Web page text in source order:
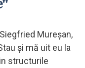
Mureșan,
și mă uit eu la
structurile